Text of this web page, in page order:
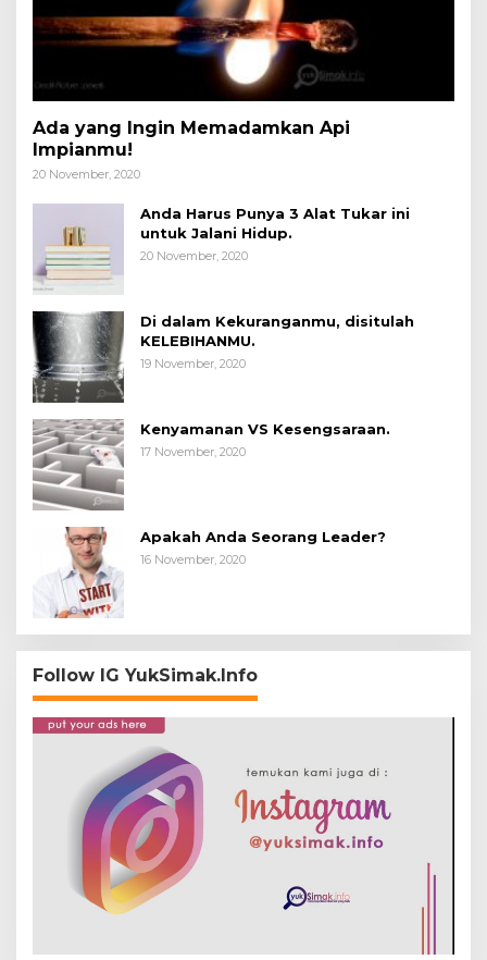
Ada yang Ingin Memadamkan Api
Impianmu!
20 November, 2020
Anda Harus Punya 3 Alat Tukar ini
untuk Jalani Hidup.
20 November, 2020
Di dalam Kekuranganmu, disitulah
KELEBIHANMU.
19 November, 2020
Kenyamanan VS Kesengsaraan.
17 November, 2020
Apakah Anda Seorang Leader?
16 November, 2020
Follow IG YukSimak.Info